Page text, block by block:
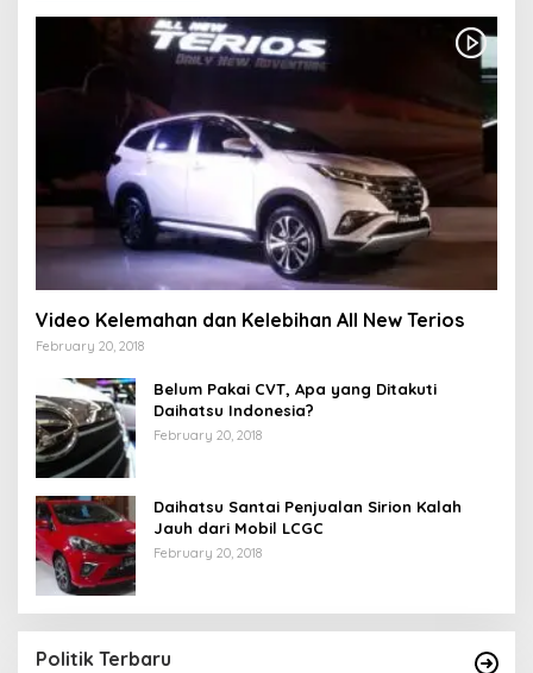
Video Kelemahan dan Kelebihan All New Terios
February 20, 2018
Belum Pakai CVT, Apa yang Ditakuti
Daihatsu Indonesia?
February 20, 2018
Daihatsu Santai Penjualan Sirion Kalah
Jauh dari Mobil LCGC
February 20, 2018
Politik Terbaru
Yasin
In Berita, Politik |